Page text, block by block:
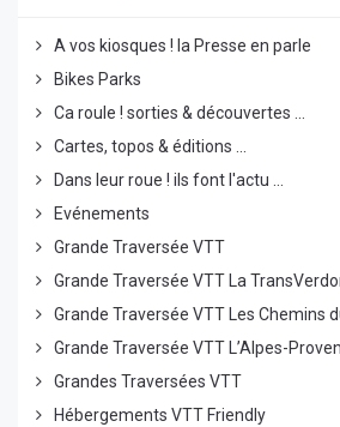
A vos kiosques ! la Presse en parle
Bikes Parks
Ca roule ! sorties & découvertes ...
Cartes, topos & éditions ...
Dans leur roue ! ils font l'actu ...
Evénements
Grande Traversée VTT
Grande Traversée VTT La
Grande Traversée VTT Les Chemins
Grande Traversée VTT L’Alpes-
Grandes Traversées VTT
Hébergements VTT Friendly